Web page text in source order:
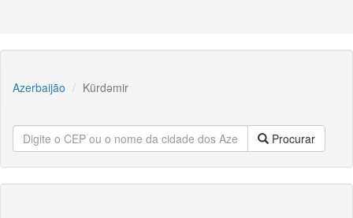
Azerbaijão Kürdəmir
Procurar